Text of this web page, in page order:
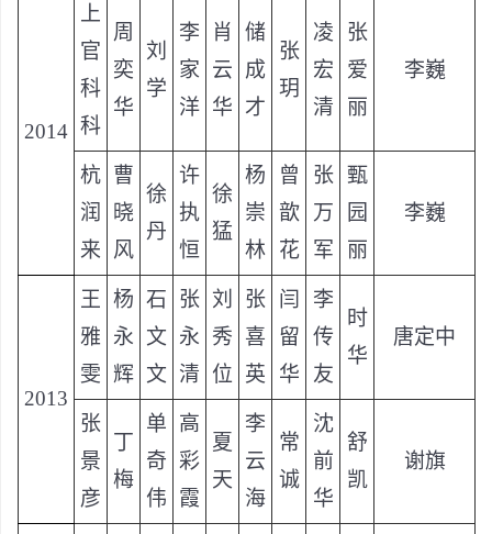
2014
上
官
科
科
周
奕
华
刘
学
李
家
洋
肖
云
华
储
成
才
张
玥
凌
宏
清
张
爱
丽
李巍
杭
润
来
曹
晓
风
徐
丹
许
执
恒
徐
猛
杨
崇
林
曾
歆
花
张
万
军
甄
园
丽
李巍
2013
王
雅
雯
杨
永
辉
石
文
文
张
永
清
刘
秀
位
张
喜
英
闫
留
华
李
传
友
时
华
唐定中
张
景
彦
丁
梅
单
奇
伟
高
彩
霞
夏
天
李
云
海
常
诚
沈
前
华
舒
凯
谢旗